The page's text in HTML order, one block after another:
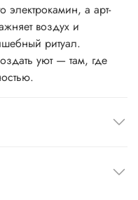
электрокамин, а арт-
воздух и
ритуал.
уют — там, где